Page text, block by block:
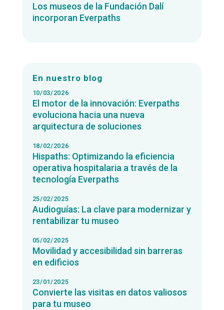
Los museos de la Fundación Dalí
incorporan Everpaths
En nuestro blog
El motor de la innovación: Everpaths
evoluciona hacia una nueva
arquitectura de soluciones
10/03/2026
Hispaths: Optimizando la eficiencia
operativa hospitalaria a través de la
tecnología Everpaths
18/02/2026
Audioguías: La clave para modernizar y
rentabilizar tu museo
25/02/2025
Movilidad y accesibilidad sin barreras
en edificios
05/02/2025
Convierte las visitas en datos valiosos
para tu museo
23/01/2025